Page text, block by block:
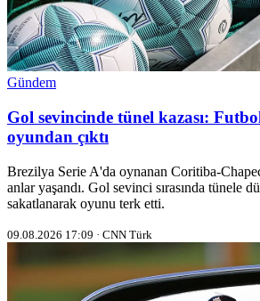
Gündem
Gol sevincinde tünel kazası:
oyundan çıktı
Brezilya Serie A'da oynanan Coritiba-
anlar yaşandı. Gol sevinci sırasında tünele
sakatlanarak oyunu terk etti.
09.08.2026 17:09 · CNN Türk